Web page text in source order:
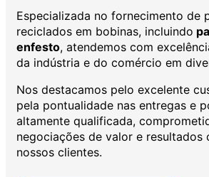
Especializada no fornecimento de
reciclados em bobinas, incluindo
enfesto, atendemos com
da indústria e do comércio em
Nos destacamos pelo excelente
pela pontualidade nas entregas e
altamente qualificada,
negociações de valor e resultados
nossos clientes.